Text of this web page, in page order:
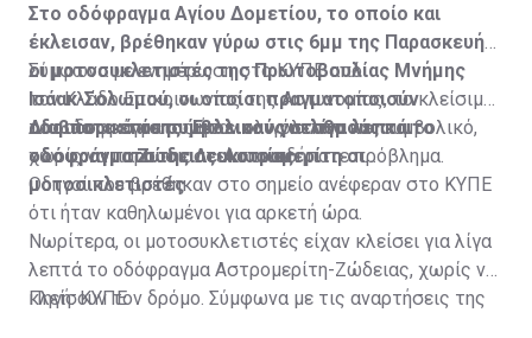
Στο οδόφραγμα Αγίου Δομετίου, το οποίο και
έκλεισαν, βρέθηκαν γύρω στις 6μμ της Παρασκευής
οι μοτοσυκλετιστές της Πρωτοβουλίας Μνήμης
Ισάακ-Σολωμού, οι οποίοι πραγματοποιούν
οδοιπορικό σε συμβολικούς σταθμούς και
οδοφράγματα της Λευκωσίας.
Σύμφωνα με ενημέρωση στο ΚΥΠΕ από
τον Κλάδο Επικοινωνίας της Αστυνομίας, το κλείσιμο
του οδοφράγματος ήταν ολιγόλεπτο και συμβολικό,
χωρίς να παρουσιαστεί οποιοδήποτε πρόβλημα.
Διαβάστε επίσης:Έκλεισαν για λίγα λεπτά το
οδόφραγμα Ζώδειας-Αστρομερίτη οι
μοτοσικλετιστές
Οδηγοί που βρέθηκαν στο σημείο ανέφεραν στο ΚΥΠΕ
ότι ήταν καθηλωμένοι για αρκετή ώρα.
Νωρίτερα, οι μοτοσυκλετιστές είχαν κλείσει για λίγα
λεπτά το οδόφραγμα Αστρομερίτη-Ζώδειας, χωρίς να
κλείσουν τον δρόμο. Σύμφωνα με τις αναρτήσεις της
Πηγή: ΚΥΠΕ